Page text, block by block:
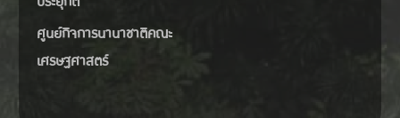
ศูนย์กิจการนานาชาติคณะ
เศรษฐศาสตร์